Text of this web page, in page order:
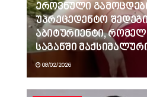
ეროვნული
უპრეცედენტო
აბიტურიენტი,
საგანში
08/02/2026